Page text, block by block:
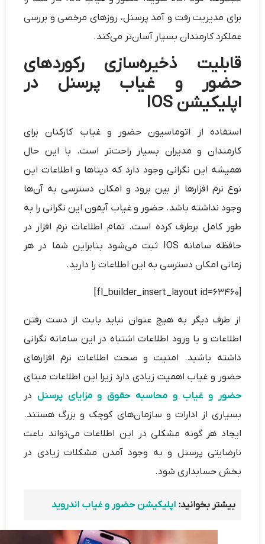
برای مدیریت رفت و آمد پرسنل، روزهای مرخصی و بررسی
عملکرد کارمندان بسیار آسان‌تر می‌کند.
قابلیت ذخیره‌سازی رکوردهای
حضور و غیاب پرسنل در
اپلیکیشن IOS
استفاده از اتوماسیون حضور و غیاب کارکنان برای
کارمندان و مدیران بسیار راحت‌تر است. با این حال
همیشه این نگرانی وجود دارد که دیتاها و اطلاعات این
نوع نرم افزارها از بین برود و امکان دسترسی به آن‌ها
وجود نداشته باشد. حضور و غیاب آیفون این نگرانی را به
طور کامل برطرف کرده است. تمام اطلاعات نرم افزار در
حافظه سامانه IOS ثبت می‌شود بنابراین شما در هر
زمانی امکان دسترسی به این اطلاعات را دارید.
از طرف دیگر به هیچ عنوان نباید بابت از دست رفتن
اطلاعات و یا ورود اطلاعات اشتباه در این سامانه نگرانی
داشته باشید. امنیت و صحت اطلاعات نرم افزارهای
حضور و غیاب اهمیت زیادی دارد زیرا این اطلاعات مبنای
حضور و غیاب و محاسبه حقوق و مزایای پرسنل در
بسیاری از ادارات و سازمان‌های کوچک و بزرگ هستند.
ایجاد هر گونه مشکلی در این اطلاعات می‌تواند باعث
نارضایتی پرسنل و به وجود آمدن مشکلات زیادی در
بخش حسابداری شود.
بیشتر بخوانید: اپلیکیشن حضور و غیاب اندروید